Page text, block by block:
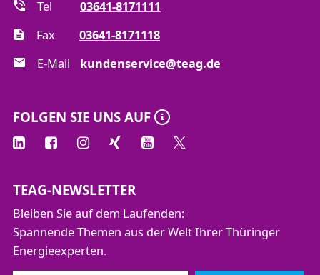
Tel
03641-8171111
Fax
03641-8171118
E-Mail
kundenservice@teag.de
FOLGEN SIE UNS AUF
TEAG-NEWSLETTER
Bleiben Sie auf dem Laufenden:
Spannende Themen aus der Welt Ihrer Thüringer
Energieexperten.